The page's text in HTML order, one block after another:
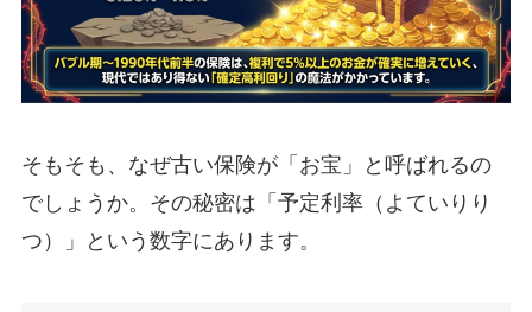
そもそも、なぜ古い保険が「お宝」と呼ばれるの
でしょうか。その秘密は「予定利率（よていりり
つ）」という数字にあります。